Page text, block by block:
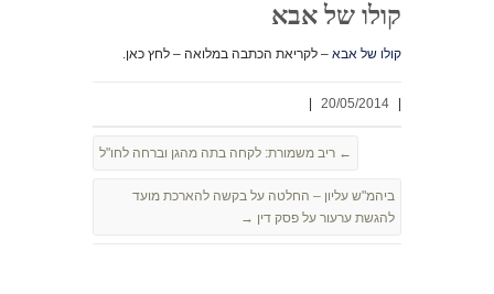
קולו של אבא
קולו של אבא – לקריאת הכתבה במלואה – לחץ כאן.
20/05/2014
← ריב משמורת: לקחה בתה מהגן וברחה לחו"ל
ביהמ"ש עליון – החלטה על בקשה להארכת מועד
להגשת ערעור על פסק דין →